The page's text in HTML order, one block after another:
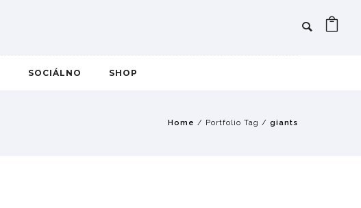
SOCIÁLNO SHOP
Home / Portfolio Tag / giants